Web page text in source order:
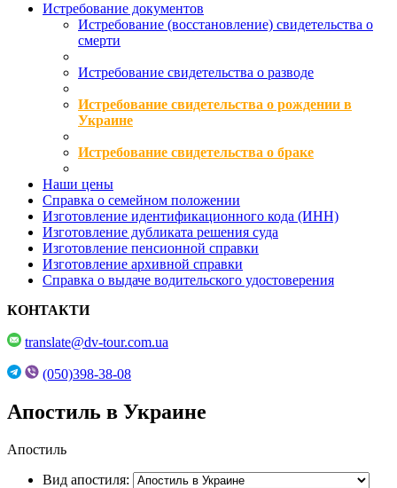
Истребование документов
Истребование (восстановление) свидетельства о
смерти
Истребование свидетельства о разводе
Истребование свидетельства о рождении в
Украине
Истребование свидетельства о браке
Наши цены
Справка о семейном положении
Изготовление идентификационного кода (ИНН)
Изготовление дубликата решения суда
Изготовление пенсионной справки
Изготовление архивной справки
Справка о выдаче водительского удостоверения
КОНТАКТИ
translate@dv-tour.com.ua
(050)398-38-08
Апостиль в Украине
Апостиль
Вид апостиля: